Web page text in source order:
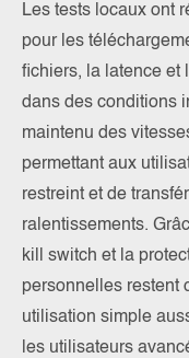
Les tests locaux ont
pour les
fichiers, la latence et
dans des conditions
maintenu des
permettant aux
restreint et de
ralentissements.
kill switch et la
personnelles restent
utilisation simple
les utilisateurs